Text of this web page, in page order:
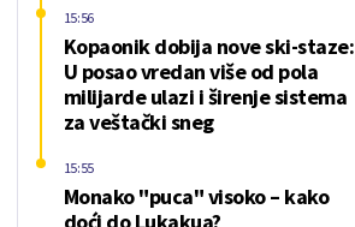
Kopaonik dobija nove ski-staze:
U posao vredan više od pola
milijarde ulazi i širenje sistema
za veštački sneg
15:56
Monako "puca" visoko – kako
15:55